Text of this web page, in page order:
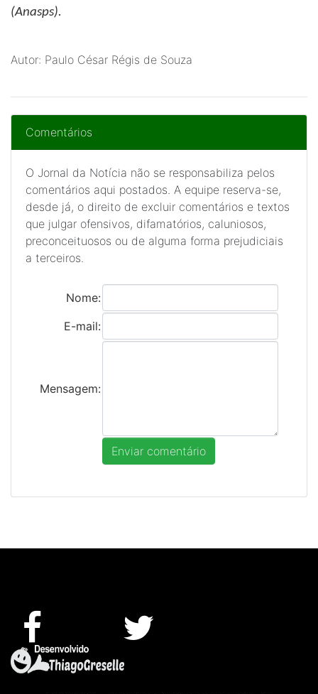
(Anasps).
Autor: Paulo César Régis de Souza
Comentários
O Jornal da Notícia não se responsabiliza pelos
comentários aqui postados. A equipe reserva-se,
desde já, o direito de excluir comentários e textos
que julgar ofensivos, difamatórios, caluniosos,
preconceituosos ou de alguma forma prejudiciais
a terceiros.
Nome:
E-mail:
Mensagem: